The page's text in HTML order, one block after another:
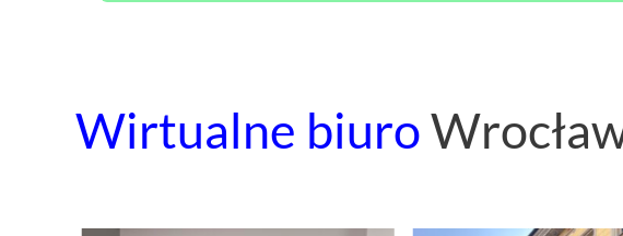
Wirtualne biuro